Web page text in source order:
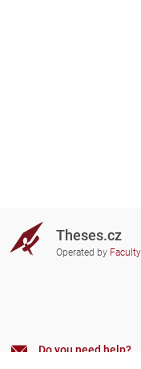
Theses.cz
Operated by
Do you need help?